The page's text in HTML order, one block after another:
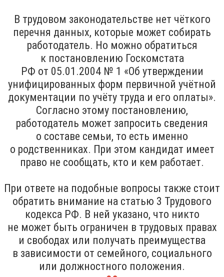
В трудовом законодательстве нет чёткого
перечня данных, которые может собирать
работодатель. Но можно обратиться
к постановлению Госкомстата
РФ от 05.01.2004 № 1 «Об утверждении
унифицированных форм первичной учётной
документации по учёту труда и его оплаты».
Согласно этому постановлению,
работодатель может запросить сведения
о составе семьи, то есть именно
о родственниках. При этом кандидат имеет
право не сообщать, кто и кем работает.
При ответе на подобные вопросы также стоит
обратить внимание на статью 3 Трудового
кодекса РФ. В ней указано, что никто
не может быть ограничен в трудовых правах
и свободах или получать преимущества
в зависимости от семейного, социального
или должностного положения.